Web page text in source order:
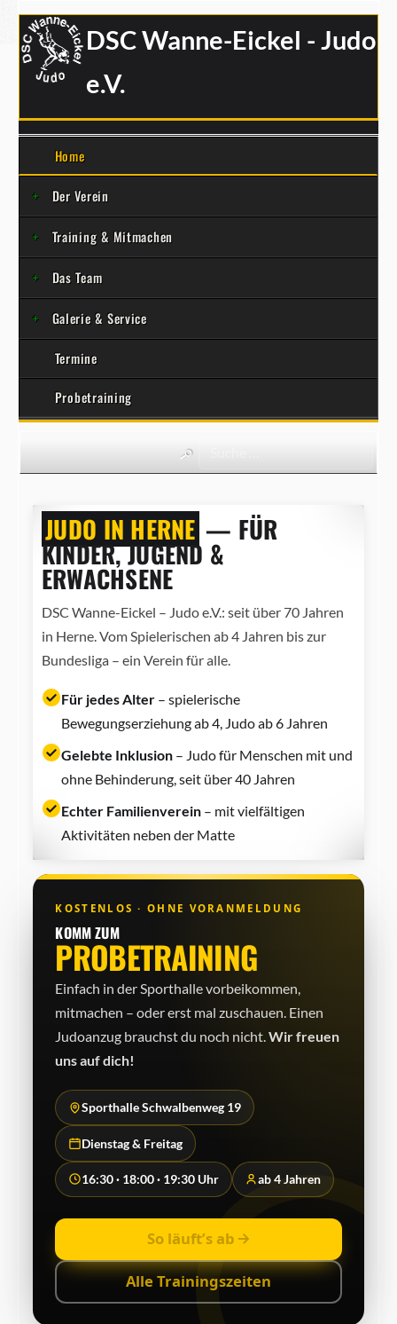
DSC Wanne-Eickel - Judo
e.V.
Home
Der Verein
Training & Mitmachen
Das Team
Galerie & Service
Termine
Probetraining
JUDO IN HERNE — FÜR
KINDER, JUGEND &
ERWACHSENE
DSC Wanne-Eickel – Judo e.V.: seit über 70 Jahren
in Herne. Vom Spielerischen ab 4 Jahren bis zur
Bundesliga – ein Verein für alle.
Für jedes Alter– spielerische
Bewegungserziehung ab 4, Judo ab 6 Jahren
Gelebte Inklusion– Judo für Menschen mit und
ohne Behinderung, seit über 40 Jahren
Echter Familienverein– mit vielfältigen
Aktivitäten neben der Matte
KOSTENLOS · OHNE VORANMELDUNG
KOMM ZUM
PROBETRAINING
Einfach in der Sporthalle vorbeikommen,
mitmachen – oder erst mal zuschauen. Einen
Judo­anzug brauchst du noch nicht.Wir freuen
uns auf dich!
Sporthalle Schwalbenweg 19
Dienstag & Freitag
16:30 · 18:00 · 19:30 Uhr ab 4 Jahren
So läuft’s ab
Alle Trainingszeiten